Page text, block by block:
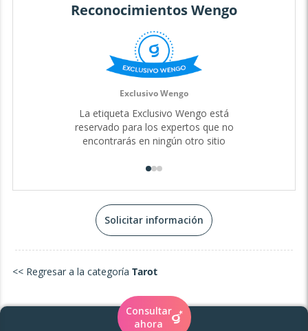
significado, estoy aquí para caminar contigo en cada paso
de tu sendero. Conmigo, no solo encontrarás respuestas,
sino que también descubrirás un espacio seguro para
explorar tu verdad interior.
Mi propia exploración del alma me ha llevado a conectar
con la sabiduría ancestral, y ahora comparto este camino
con lo sagrado.
A través de mis dones espirituales y mi capacidad de guía,
de vida, tus relaciones y tu potencial más elevado. Juntos,
futuro lleno de luz y propósito. El camino espiritual no
tiene por qué ser solitario: permíteme ser tu compañera
en esta sagrada travesía. 💜
Reconocimientos Wengo
Exclusivo Wengo
La etiqueta Exclusivo Wengo está
reservado para los expertos que no
encontrarás en ningún otro sitio
Solicitar información
<< Regresar a la categoría Tarot
Consultar
ahora